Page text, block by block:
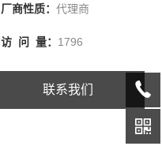
厂商性质： 代理商
访 问 量： 1796
联系我们